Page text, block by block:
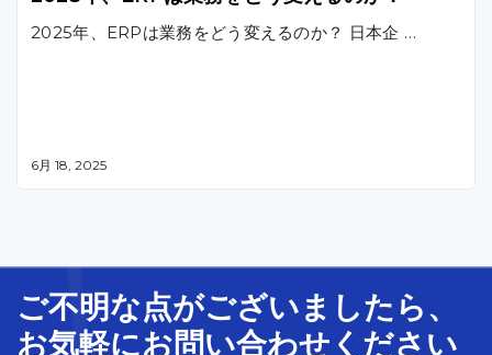
2025年、ERPは業務をどう変えるのか？ 日本企 …
6月 18, 2025
ご不明な点がございましたら、
お気軽にお問い合わせ ください